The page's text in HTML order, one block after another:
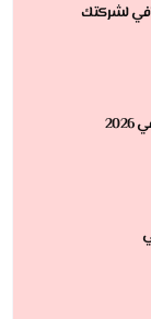
لشركتك